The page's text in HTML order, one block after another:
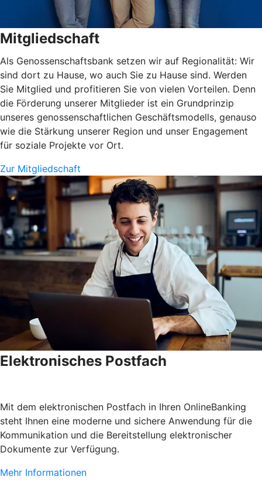
Mitgliedschaft
Als Genossenschaftsbank setzen wir auf Regionalität: Wir
sind dort zu Hause, wo auch Sie zu Hause sind. Werden
Sie Mitglied und profitieren Sie von vielen Vorteilen. Denn
die Förderung unserer Mitglieder ist ein Grundprinzip
unseres genossenschaftlichen Geschäftsmodells, genauso
wie die Stärkung unserer Region und unser Engagement
für soziale Projekte vor Ort.
Zur Mitgliedschaft
Elektronisches Postfach
Mit dem elektronischen Postfach in Ihren OnlineBanking
steht Ihnen eine moderne und sichere Anwendung für die
Kommunikation und die Bereitstellung elektronischer
Dokumente zur Verfügung.
Mehr Informationen